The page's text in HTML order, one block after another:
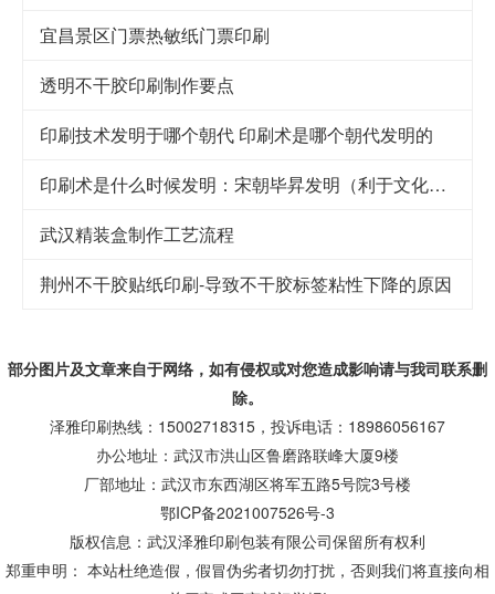
宜昌景区门票热敏纸门票印刷
透明不干胶印刷制作要点
印刷技术发明于哪个朝代 印刷术是哪个朝代发明的
印刷术是什么时候发明：宋朝毕昇发明（利于文化传承）
武汉精装盒制作工艺流程
荆州不干胶贴纸印刷-导致不干胶标签粘性下降的原因
部分图片及文章来自于网络，如有侵权或对您造成影响请与我司联系删
除。
泽雅印刷热线：15002718315，投诉电话：18986056167
办公地址：武汉市洪山区鲁磨路联峰大厦9楼
厂部地址：武汉市东西湖区将军五路5号院3号楼
鄂ICP备2021007526号-3
版权信息：武汉泽雅印刷包装有限公司保留所有权利
郑重申明： 本站杜绝造假，假冒伪劣者切勿打扰，否则我们将直接向相